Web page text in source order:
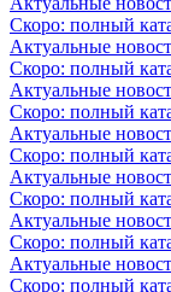
Скоро: полный
Актуальные
Скоро: полный
Актуальные
Скоро: полный
Актуальные
Скоро: полный
Актуальные
Скоро: полный
Актуальные
Скоро: полный
Актуальные
Скоро: полный